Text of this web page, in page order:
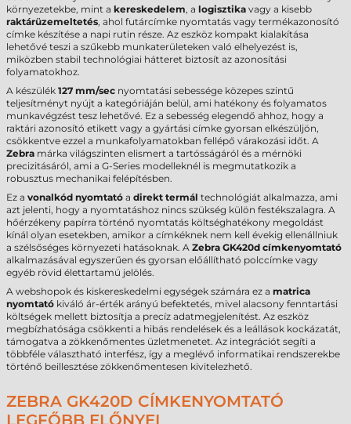
környezetekbe, mint a kereskedelem, a logisztika vagy a kisebb
raktárüzemeltetés, ahol futárcímke nyomtatás vagy termékazonosító
címke készítése a napi rutin része. Az eszköz kompakt kialakítása
lehetővé teszi a szűkebb munkaterületeken való elhelyezést is,
miközben stabil technológiai hátteret biztosít az azonosítási
folyamatokhoz.
A készülék 127 mm/sec nyomtatási sebessége közepes szintű
teljesítményt nyújt a kategóriáján belül, ami hatékony és folyamatos
munkavégzést tesz lehetővé. Ez a sebesség elegendő ahhoz, hogy a
raktári azonosító etikett vagy a gyártási címke gyorsan elkészüljön,
csökkentve ezzel a munkafolyamatokban fellépő várakozási időt. A
Zebra márka világszinten elismert a tartósságáról és a mérnöki
precizitásáról, ami a G-Series modelleknél is megmutatkozik a
robusztus mechanikai felépítésben.
Ez a vonalkód nyomtató a direkt termál technológiát alkalmazza, ami
azt jelenti, hogy a nyomtatáshoz nincs szükség külön festékszalagra. A
hőérzékeny papírra történő nyomtatás költséghatékony megoldást
kínál olyan esetekben, amikor a címkéknek nem kell évekig ellenállniuk
a szélsőséges környezeti hatásoknak. A Zebra GK420d címkenyomtató
alkalmazásával egyszerűen és gyorsan előállítható polccímke vagy
egyéb rövid élettartamú jelölés.
A webshopok és kiskereskedelmi egységek számára ez a matrica
nyomtató kiváló ár-érték arányú befektetés, mivel alacsony fenntartási
költségek mellett biztosítja a precíz adatmegjelenítést. Az eszköz
megbízhatósága csökkenti a hibás rendelések és a leállások kockázatát,
támogatva a zökkenőmentes üzletmenetet. Az integrációt segíti a
többféle választható interfész, így a meglévő informatikai rendszerekbe
történő beillesztése zökkenőmentesen kivitelezhető.
ZEBRA GK420D CÍMKENYOMTATÓ
LEGFŐBB ELŐNYEI